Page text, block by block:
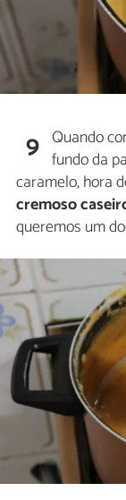
9 Quando
fundo da
caramelo, hora
cremoso
queremos um